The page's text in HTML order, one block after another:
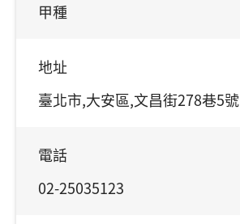
甲種
地址
臺北市,大安區,文昌街278巷5號
電話
02-25035123